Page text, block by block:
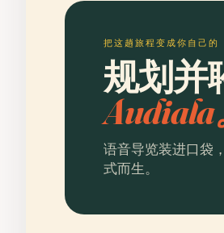
把这趟旅程变成你自己的
规划并
Audiala
语音导览装进口袋
式而生。